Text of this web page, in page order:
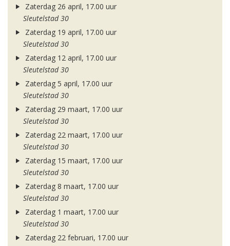
Zaterdag 26 april, 17.00 uur
Sleutelstad 30
Zaterdag 19 april, 17.00 uur
Sleutelstad 30
Zaterdag 12 april, 17.00 uur
Sleutelstad 30
Zaterdag 5 april, 17.00 uur
Sleutelstad 30
Zaterdag 29 maart, 17.00 uur
Sleutelstad 30
Zaterdag 22 maart, 17.00 uur
Sleutelstad 30
Zaterdag 15 maart, 17.00 uur
Sleutelstad 30
Zaterdag 8 maart, 17.00 uur
Sleutelstad 30
Zaterdag 1 maart, 17.00 uur
Sleutelstad 30
Zaterdag 22 februari, 17.00 uur